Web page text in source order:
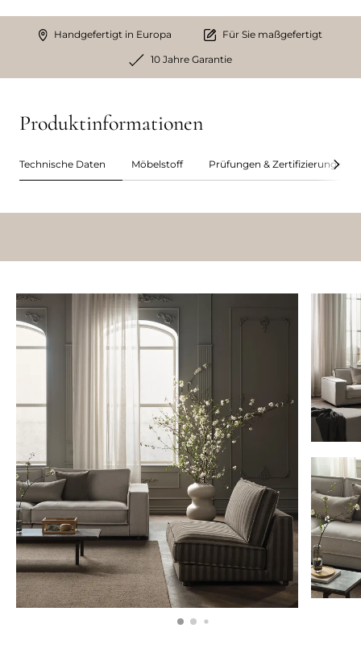
Handgefertigt in Europa Für Sie maßgefertigt
10 Jahre Garantie
Produktinformationen
Technische Daten Möbelstoff Prüfungen & Zertifizierungen